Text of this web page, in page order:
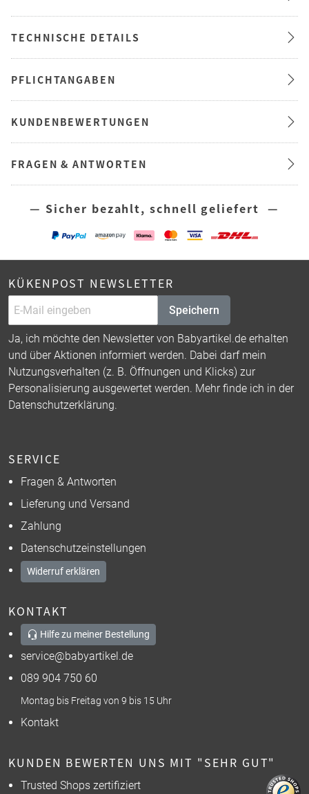
TECHNISCHE DETAILS
PFLICHTANGABEN
KUNDENBEWERTUNGEN
FRAGEN & ANTWORTEN
— Sicher bezahlt, schnell geliefert —
KÜKENPOST NEWSLETTER
Speichern
Ja, ich möchte den Newsletter von Babyartikel.de erhalten
und über Aktionen informiert werden. Dabei darf mein
Nutzungsverhalten (z. B. Öffnungen und Klicks) zur
Personalisierung ausgewertet werden. Mehr finde ich in der
Datenschutzerklärung.
SERVICE
Fragen & Antworten
Lieferung und Versand
Zahlung
Datenschutzeinstellungen
Widerruf erklären
KONTAKT
Hilfe zu meiner Bestellung
service@babyartikel.de
089 904 750 60
Montag bis Freitag von 9 bis 15 Uhr
Kontakt
KUNDEN BEWERTEN UNS MIT "SEHR GUT"
Trusted Shops zertifiziert